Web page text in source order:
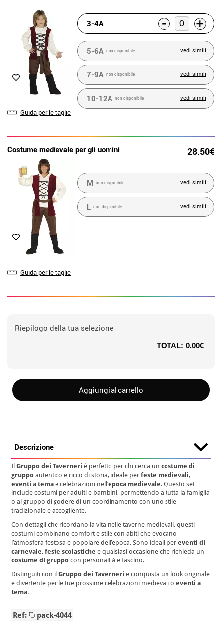
Guida per le taglie
3-4A - +
5-6A non disponibile vedi simili
7-9A non disponibile vedi simili
10-12A non disponibile vedi simili
Costume medievale per gli uomini 28.50€
Guida per le taglie
M non disponibile vedi simili
L non disponibile vedi simili
Riepilogo della tua selezione
TOTAL: 0.00€
Aggiungi al carrello
Descrizione
IlGruppo dei Taverneri è perfetto per chi cerca uncostume di
gruppo autentico e ricco di storia, ideale perfeste medievali,
eventi a tema e celebrazioni nell’epoca medievale. Questo set
include costumi per adulti e bambini, permettendo a tutta la famiglia
o al gruppo di godere di un coordinamento con uno stile
tradizionale e accogliente.
Con dettagli che ricordano la vita nelle taverne medievali, questi
costumi combinano comfort e stile con abiti che evocano
l’atmosfera festosa e popolare dell’epoca. Sono ideali pereventi di
carnevale,feste scolastiche e qualsiasi occasione che richieda un
costume di gruppo con personalità e fascino.
Distinguiti con ilGruppo dei Taverneri e conquista un look originale
e divertente per le tue prossime celebrazioni medievali oeventi a
tema.
Ref: pack-4044